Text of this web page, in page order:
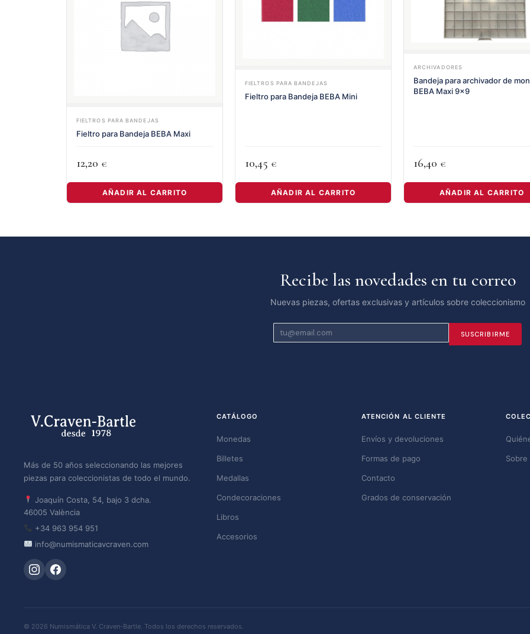
FIELTROS PARA BANDEJAS
Fieltro para Bandeja BEBA Maxi
12,20 €
AÑADIR AL CARRITO
FIELTROS PARA BANDEJAS
Fieltro para Bandeja BEBA Mini
10,45 €
AÑADIR AL CARRITO
ARCHIVADORES
Bandeja para archivador de
BEBA Maxi 9x9
16,40 €
AÑADIR AL CARRITO
Recibe las novedades en tu correo
Nuevas piezas, ofertas exclusivas y artículos sobre coleccionismo
SUSCRIBIRME
Más de 50 años seleccionando las mejores
piezas para coleccionistas de todo el mundo.
Joaquín Costa, 54, bajo 3 dcha.
46005 València
+34 963 954 951
info@numismaticavcraven.com
CATÁLOGO
Monedas
Billetes
Medallas
Condecoraciones
Libros
Accesorios
ATENCIÓN AL CLIENTE
Envíos y devoluciones
Formas de pago
Contacto
Grados de conservación
© 2026 Numismática V. Craven-Bartle. Todos los derechos reservados.